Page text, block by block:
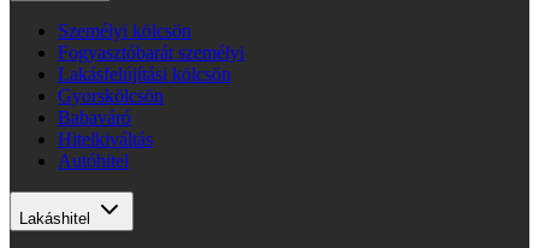
Személyi kölcsön
Fogyasztóbarát személyi
Lakásfelújítási kölcsön
Gyorskölcsön
Babaváró
Hitelkiváltás
Autóhitel
Lakáshitel